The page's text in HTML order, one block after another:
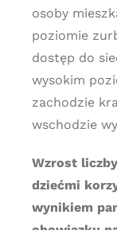
osoby
poziomie
dostęp do
wysokim
zachodzie
wschodzie
Wzrost
dziećmi
wynikiem